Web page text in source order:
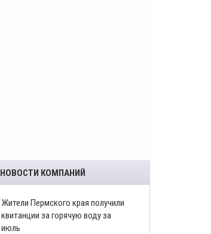
НОВОСТИ КОМПАНИЙ
​Жители Пермского края получили
квитанции за горячую воду за
июль